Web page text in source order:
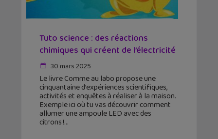
Tuto science : des réactions
chimiques qui créent de l’électricité
30 mars 2025
Le livre Comme au labo propose une
cinquantaine d’expériences scientifiques,
activités et enquêtes à réaliser à la maison.
Exemple ici où tu vas découvrir comment
allumer une ampoule LED avec des
citrons !